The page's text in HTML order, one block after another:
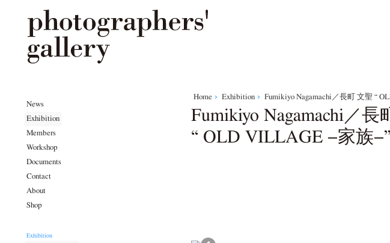
News
Exhibition
Members
Workshop
Documents
Contact
About
Shop
Exhibition
Home Exhibition Fumikiyo Nagamachi／長町 文聖 “
Fumikiyo Nagamachi／長
“ OLD VILLAGE −家族−”